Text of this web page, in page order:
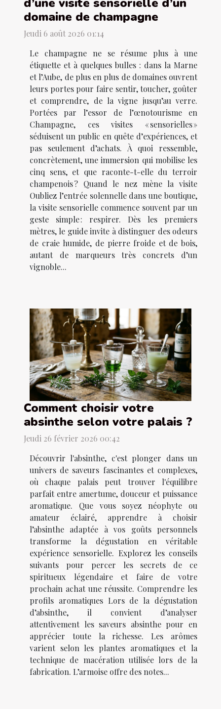
domaine de champagne
Jeudi 6 août 2026 01:14
Le champagne ne se résume plus à une
étiquette et à quelques bulles : dans la Marne
et l’Aube, de plus en plus de domaines ouvrent
leurs portes pour faire sentir, toucher, goûter
et comprendre, de la vigne jusqu’au verre.
Portées par l’essor de l’œnotourisme en
Champagne, ces visites « sensorielles »
séduisent un public en quête d’expériences, et
pas seulement d’achats. À quoi ressemble,
concrètement, une immersion qui mobilise les
cinq sens, et que raconte-t-elle du terroir
champenois ? Quand le nez mène la visite
Oubliez l’entrée solennelle dans une boutique,
la visite sensorielle commence souvent par un
geste simple : respirer. Dès les premiers
mètres, le guide invite à distinguer des odeurs
de craie humide, de pierre froide et de bois,
autant de marqueurs très concrets d’un
vignoble...
Comment choisir votre
absinthe selon votre palais ?
Jeudi 26 février 2026 00:42
Découvrir l'absinthe, c'est plonger dans un
univers de saveurs fascinantes et complexes,
où chaque palais peut trouver l'équilibre
parfait entre amertume, douceur et puissance
aromatique. Que vous soyez néophyte ou
amateur éclairé, apprendre à choisir
l’absinthe adaptée à vos goûts personnels
transforme la dégustation en véritable
expérience sensorielle. Explorez les conseils
suivants pour percer les secrets de ce
spiritueux légendaire et faire de votre
prochain achat une réussite. Comprendre les
profils aromatiques Lors de la dégustation
d’absinthe, il convient d’analyser
attentivement les saveurs absinthe pour en
apprécier toute la richesse. Les arômes
varient selon les plantes aromatiques et la
technique de macération utilisée lors de la
fabrication. L’armoise offre des notes...